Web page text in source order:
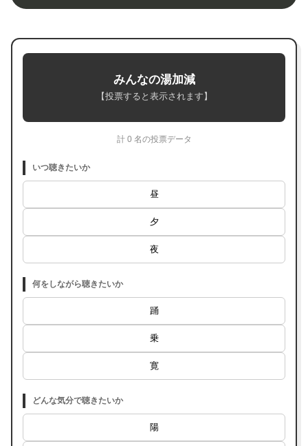
みんなの湯加減
【投票すると表示されます】
計 0 名の投票データ
いつ聴きたいか
昼
夕
夜
何をしながら聴きたいか
踊
乗
寛
どんな気分で聴きたいか
陽